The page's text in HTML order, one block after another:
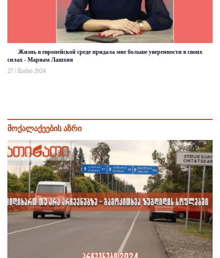
Жизнь в европейской среде придала мне больше уверенности в своих
силах - Мариам Лашхия
27 / მაისი 2024
მოქალაქეების აზრი